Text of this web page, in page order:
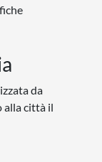
da
alla città il